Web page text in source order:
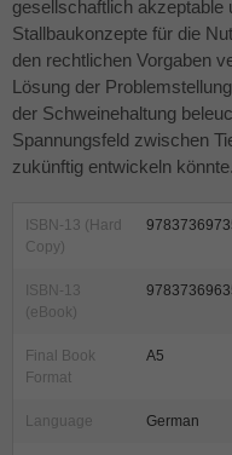
gesellschaftlich akzeptable
Stallbaukonzepte für die
den rechtlichen Vorgaben
Lösung der
der Schweinehaltung
Spannungsfeld zwischen
zukünftig entwickeln könnte.
ISBN-13 (Hard
Copy)
ISBN-13
(eBook)
Final Book
Format
A5
Language German